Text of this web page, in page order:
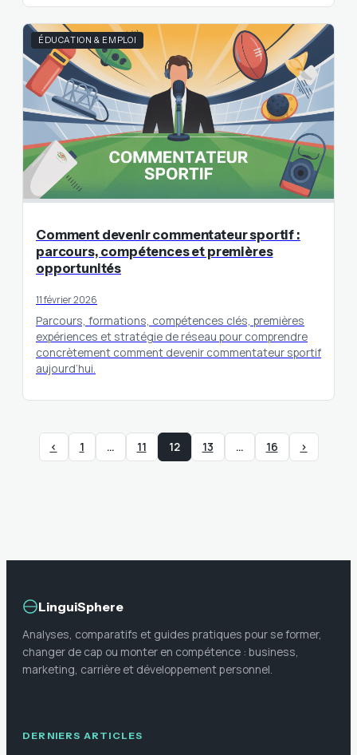
ÉDUCATION & EMPLOI
Comment devenir commentateur sportif :
parcours, compétences et premières
opportunités
11 février 2026
Parcours, formations, compétences clés, premières
expériences et stratégie de réseau pour comprendre
concrètement comment devenir commentateur sportif
aujourd’hui.
‹ 1 … 11 12 13 … 16 ›
LinguiSphere
Analyses, comparatifs et guides pratiques pour se former,
changer de cap ou monter en compétence : business,
marketing, carrière et développement personnel.
DERNIERS ARTICLES